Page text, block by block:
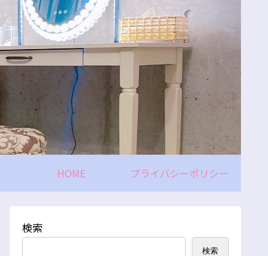
HOME プライバシーポリシー
検索
検索